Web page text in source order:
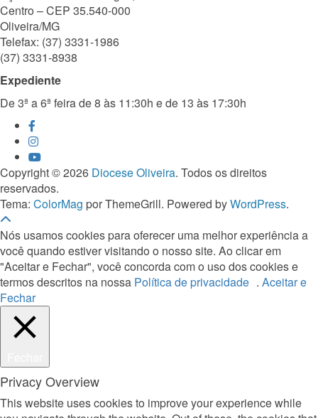
Centro – CEP 35.540-000
Oliveira/MG
Telefax: (37) 3331-1986
(37) 3331-8938
Expediente
De 3ª a 6ª feira de 8 às 11:30h e de 13 às 17:30h
Copyright © 2026 Diocese Oliveira. Todos os direitos
reservados.
Tema: ColorMag por ThemeGrill. Powered byWordPress.
Nós usamos cookies para oferecer uma melhor experiência a
você quando estiver visitando o nosso site. Ao clicar em
"Aceitar e Fechar", você concorda com o uso dos cookies e
termos descritos na nossa Política de privacidade . Aceitar e
Fechar
Privacy Overview
This website uses cookies to improve your experience while